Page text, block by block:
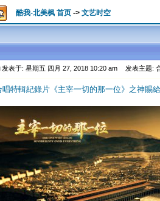
酷我-北美枫 首页 -> 文艺时空
发表于: 星期五 四月 27, 2018 10:20 am 发表主题:
唱特輯紀錄片《主宰一切的那一位》之神賜